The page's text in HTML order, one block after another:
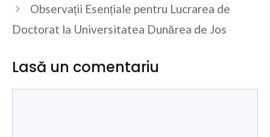
Observații Esențiale pentru Lucrarea de
Doctorat la Universitatea Dunărea de Jos
Lasă un comentariu